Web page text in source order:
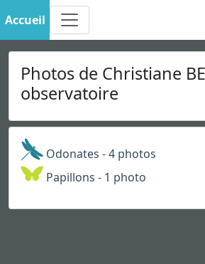
Accueil
Photos de Christiane
observatoire
Odonates - 4 photos
Papillons - 1 photo